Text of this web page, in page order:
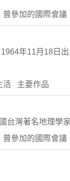
參加的國際會議
年11月18日
活 主要作品
台灣著名地理學
參加的國際會議